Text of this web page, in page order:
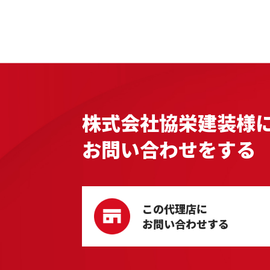
株式会社協栄建装様
お問い合わせをする
この代理店に
お問い合わせする